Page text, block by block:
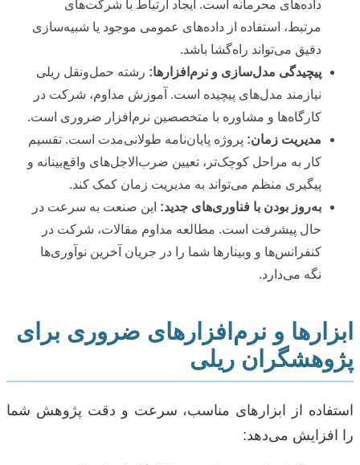
داده‌های محرمانه است. ایجاد ارتباط با شرکت‌های
مرتبط، استفاده از داده‌های عمومی موجود یا شبیه‌سازی
دقیق می‌تواند راه‌گشا باشد.
پیچیدگی مدل‌سازی و نرم‌افزارها: رشته حمل‌ونقل ریلی
نیازمند مدل‌های پیچیده است. آموزش مداوم، شرکت در
کارگاه‌ها و مشاوره با متخصصین نرم‌افزار ضروری است.
مدیریت زمان: پروژه پایان‌نامه طولانی‌مدت است. تقسیم
کار به مراحل کوچک‌تر، تعیین ضرب‌الاجل‌های واقع‌بینانه و
پیگیری منظم می‌تواند به مدیریت زمان کمک کند.
به‌روز بودن با فناوری‌های جدید: این صنعت به سرعت در
حال پیشرفت است. مطالعه مداوم مقالات، شرکت در
کنفرانس‌ها و وبینارها شما را در جریان آخرین نوآوری‌ها
نگه می‌دارد.
ابزارها و نرم‌افزارهای ضروری برای
پژوهشگران ریلی
استفاده از ابزارهای مناسب، سرعت و دقت پژوهش شما
را افزایش می‌دهد: